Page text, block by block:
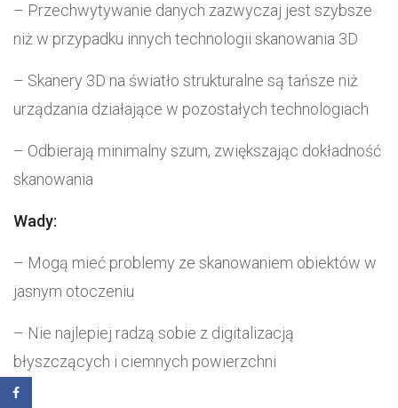
– Przechwytywanie danych zazwyczaj jest szybsze
niż w przypadku innych technologii skanowania 3D
– Skanery 3D na światło strukturalne są tańsze niż
urządzania działające w pozostałych technologiach
– Odbierają minimalny szum, zwiększając dokładność
skanowania
Wady:
– Mogą mieć problemy ze skanowaniem obiektów w
jasnym otoczeniu
– Nie najlepiej radzą sobie z digitalizacją
błyszczących i ciemnych powierzchni